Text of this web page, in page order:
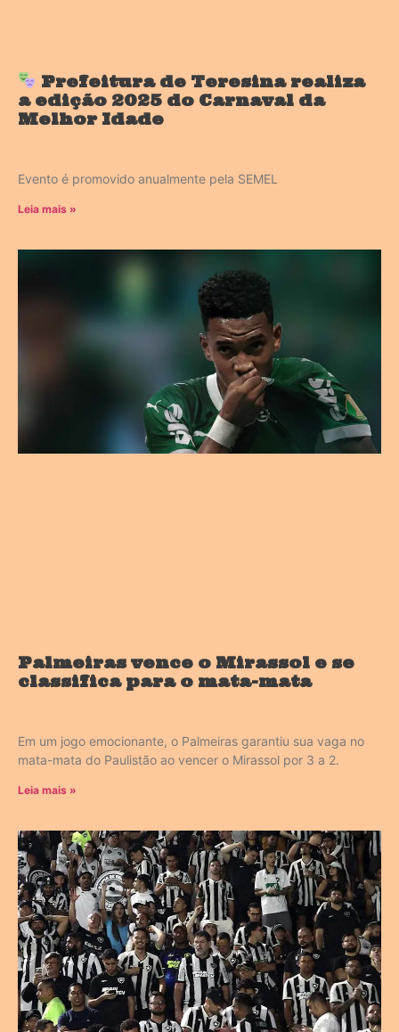
Prefeitura de Teresina realiza
a edição 2025 do Carnaval da
Melhor Idade
Evento é promovido anualmente pela SEMEL
Leia mais »
Palmeiras vence o Mirassol e se
classifica para o mata-mata
Em um jogo emocionante, o Palmeiras garantiu sua vaga no
mata-mata do Paulistão ao vencer o Mirassol por 3 a 2.
Leia mais »